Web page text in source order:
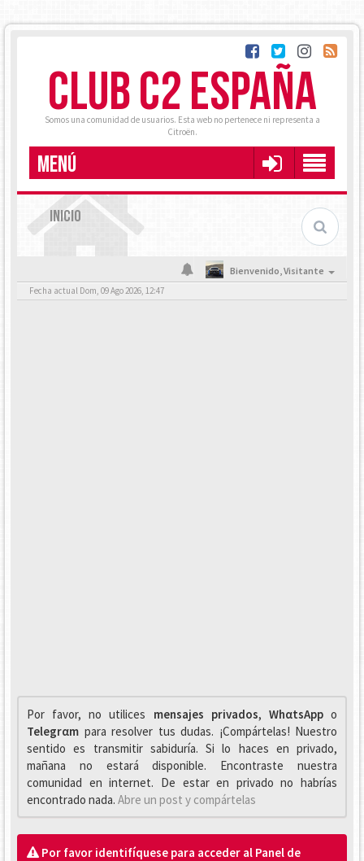
CLUB C2 ESPAÑA
Somos una comunidad de usuarios. Esta web no pertenece ni representa a
Citroën.
MENÚ
INICIO
Bienvenido,Visitante
Fecha actual Dom, 09 Ago 2026, 12:47
Por favor, no utilices mensajes privados, WhαtsAppo
Telegrαm para resolver tus dudas. ¡Compártelas! Nuestro
sentido es transmitir sabiduría. Si lo haces en privado,
mañana no estará disponible. Encontraste nuestra
comunidad en internet. De estar en privado no habrías
encontrado nada. Abre un post y compártelas
Por favor identifíquese para acceder al Panel de